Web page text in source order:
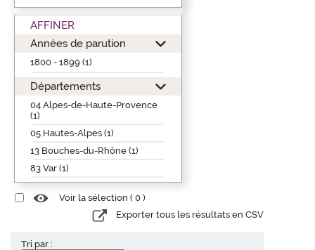
AFFINER
Années de parution
1800 - 1899 (1)
Départements
04 Alpes-de-Haute-Provence
(1)
05 Hautes-Alpes (1)
13 Bouches-du-Rhône (1)
83 Var (1)
Voir la sélection ( 0 )
Exporter tous les résultats en CSV
Tri par :